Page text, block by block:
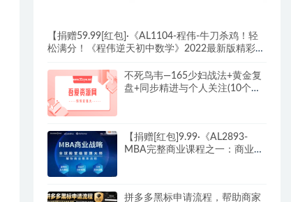
【捐赠59.99[红包]·《AL1104-程伟-牛刀杀鸡！轻
松满分！《程伟逆天初中数学》2022最新版精彩秒
不死鸟韦—165少妇战法+黄金复
盘+同步精进与个人关注(10个交
【捐赠[红包]9.99·《AL2893-
MBA完整商业课程之一：商业战
拼多多黑标申请流程，帮助商家